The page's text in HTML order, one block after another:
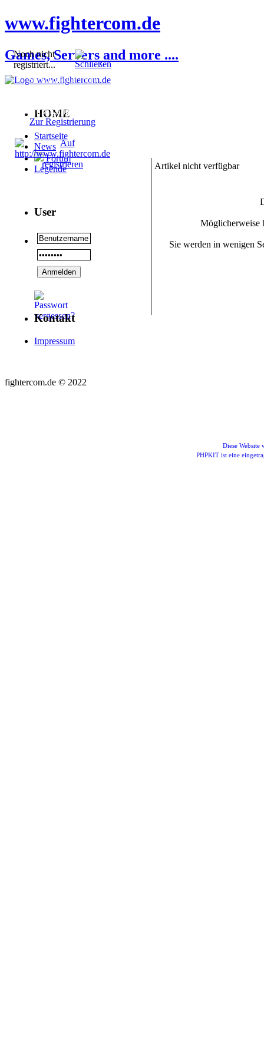
www.fightercom.de
Games, Servers and more ....
HOME
Startseite
News
Forum
Legende
User
Kontakt
Impressum
Artikel nicht verfügbar
Möglicherweise
Sie werden in wenigen
fightercom.de © 2022
Noch nicht
registriert...
Sie sind noch nicht
nicht zugänglich sein.
Zur Registrierung
Diese Website
PHPKIT ist eine